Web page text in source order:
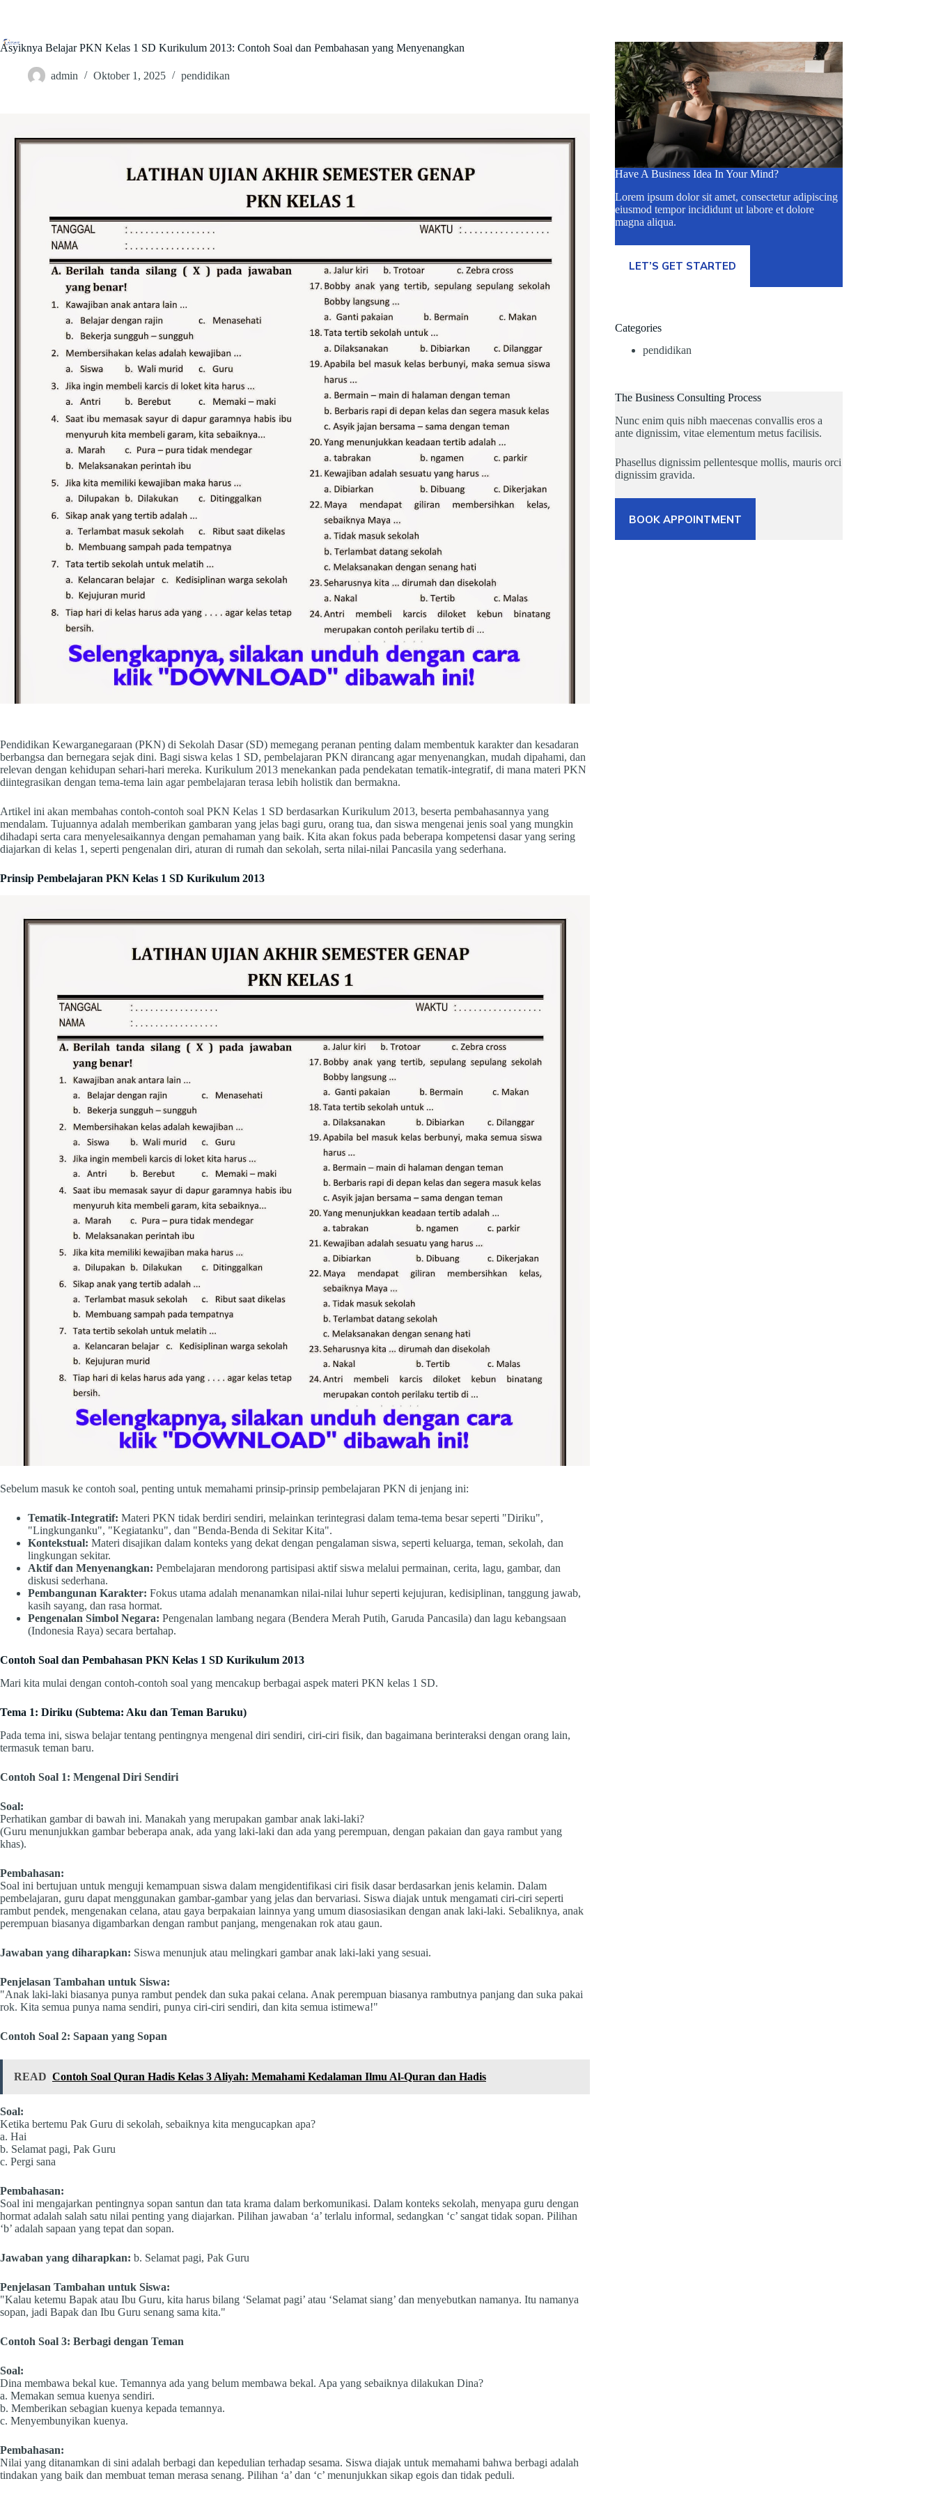
Akpgakp.ac.id
Blog
Asyiknya Belajar PKN Kelas 1 SD Kurikulum 2013: Contoh Soal dan Pembahasan yang Menyenangkan
admin Oktober 1, 2025 pendidikan
Pendidikan Kewarganegaraan (PKN) di Sekolah Dasar (SD) memegang peranan penting dalam membentuk karakter dan kesadaran
berbangsa dan bernegara sejak dini. Bagi siswa kelas 1 SD, pembelajaran PKN dirancang agar menyenangkan, mudah dipahami, dan
relevan dengan kehidupan sehari-hari mereka. Kurikulum 2013 menekankan pada pendekatan tematik-integratif, di mana materi PKN
diintegrasikan dengan tema-tema lain agar pembelajaran terasa lebih holistik dan bermakna.
Artikel ini akan membahas contoh-contoh soal PKN Kelas 1 SD berdasarkan Kurikulum 2013, beserta pembahasannya yang
mendalam. Tujuannya adalah memberikan gambaran yang jelas bagi guru, orang tua, dan siswa mengenai jenis soal yang mungkin
dihadapi serta cara menyelesaikannya dengan pemahaman yang baik. Kita akan fokus pada beberapa kompetensi dasar yang sering
diajarkan di kelas 1, seperti pengenalan diri, aturan di rumah dan sekolah, serta nilai-nilai Pancasila yang sederhana.
Prinsip Pembelajaran PKN Kelas 1 SD Kurikulum 2013
Sebelum masuk ke contoh soal, penting untuk memahami prinsip-prinsip pembelajaran PKN di jenjang ini:
Tematik-Integratif: Materi PKN tidak berdiri sendiri, melainkan terintegrasi dalam tema-tema besar seperti "Diriku",
"Lingkunganku", "Kegiatanku", dan "Benda-Benda di Sekitar Kita".
Kontekstual: Materi disajikan dalam konteks yang dekat dengan pengalaman siswa, seperti keluarga, teman, sekolah, dan
lingkungan sekitar.
Aktif dan Menyenangkan: Pembelajaran mendorong partisipasi aktif siswa melalui permainan, cerita, lagu, gambar, dan
diskusi sederhana.
Pembangunan Karakter: Fokus utama adalah menanamkan nilai-nilai luhur seperti kejujuran, kedisiplinan, tanggung jawab,
kasih sayang, dan rasa hormat.
Pengenalan Simbol Negara: Pengenalan lambang negara (Bendera Merah Putih, Garuda Pancasila) dan lagu kebangsaan
(Indonesia Raya) secara bertahap.
Contoh Soal dan Pembahasan PKN Kelas 1 SD Kurikulum 2013
Mari kita mulai dengan contoh-contoh soal yang mencakup berbagai aspek materi PKN kelas 1 SD.
Tema 1: Diriku (Subtema: Aku dan Teman Baruku)
Pada tema ini, siswa belajar tentang pentingnya mengenal diri sendiri, ciri-ciri fisik, dan bagaimana berinteraksi dengan orang lain,
termasuk teman baru.
Contoh Soal 1: Mengenal Diri Sendiri
Soal:
Perhatikan gambar di bawah ini. Manakah yang merupakan gambar anak laki-laki?
(Guru menunjukkan gambar beberapa anak, ada yang laki-laki dan ada yang perempuan, dengan pakaian dan gaya rambut yang
khas).
Pembahasan:
Soal ini bertujuan untuk menguji kemampuan siswa dalam mengidentifikasi ciri fisik dasar berdasarkan jenis kelamin. Dalam
pembelajaran, guru dapat menggunakan gambar-gambar yang jelas dan bervariasi. Siswa diajak untuk mengamati ciri-ciri seperti
rambut pendek, mengenakan celana, atau gaya berpakaian lainnya yang umum diasosiasikan dengan anak laki-laki. Sebaliknya, anak
perempuan biasanya digambarkan dengan rambut panjang, mengenakan rok atau gaun.
Jawaban yang diharapkan: Siswa menunjuk atau melingkari gambar anak laki-laki yang sesuai.
Penjelasan Tambahan untuk Siswa:
"Anak laki-laki biasanya punya rambut pendek dan suka pakai celana. Anak perempuan biasanya rambutnya panjang dan suka pakai
rok. Kita semua punya nama sendiri, punya ciri-ciri sendiri, dan kita semua istimewa!"
Contoh Soal 2: Sapaan yang Sopan
READ Contoh Soal Quran Hadis Kelas 3 Aliyah: Memahami Kedalaman Ilmu Al-Quran dan Hadis
Soal:
Ketika bertemu Pak Guru di sekolah, sebaiknya kita mengucapkan apa?
a. Hai
b. Selamat pagi, Pak Guru
c. Pergi sana
Pembahasan:
Soal ini mengajarkan pentingnya sopan santun dan tata krama dalam berkomunikasi. Dalam konteks sekolah, menyapa guru dengan
hormat adalah salah satu nilai penting yang diajarkan. Pilihan jawaban ‘a’ terlalu informal, sedangkan ‘c’ sangat tidak sopan. Pilihan
‘b’ adalah sapaan yang tepat dan sopan.
Jawaban yang diharapkan: b. Selamat pagi, Pak Guru
Penjelasan Tambahan untuk Siswa:
"Kalau ketemu Bapak atau Ibu Guru, kita harus bilang ‘Selamat pagi’ atau ‘Selamat siang’ dan menyebutkan namanya. Itu namanya
sopan, jadi Bapak dan Ibu Guru senang sama kita."
Contoh Soal 3: Berbagi dengan Teman
Soal:
Dina membawa bekal kue. Temannya ada yang belum membawa bekal. Apa yang sebaiknya dilakukan Dina?
a. Memakan semua kuenya sendiri.
b. Memberikan sebagian kuenya kepada temannya.
c. Menyembunyikan kuenya.
Pembahasan:
Nilai yang ditanamkan di sini adalah berbagi dan kepedulian terhadap sesama. Siswa diajak untuk memahami bahwa berbagi adalah
tindakan yang baik dan membuat teman merasa senang. Pilihan ‘a’ dan ‘c’ menunjukkan sikap egois dan tidak peduli.
Have A Business Idea In Your Mind?
Lorem ipsum dolor sit amet, consectetur adipiscing
eiusmod tempor incididunt ut labore et dolore
magna aliqua.
LET’S GET STARTED
Categories
pendidikan
The Business Consulting Process
Nunc enim quis nibh maecenas convallis eros a
ante dignissim, vitae elementum metus facilisis.
Phasellus dignissim pellentesque mollis, mauris orci
dignissim gravida.
BOOK APPOINTMENT